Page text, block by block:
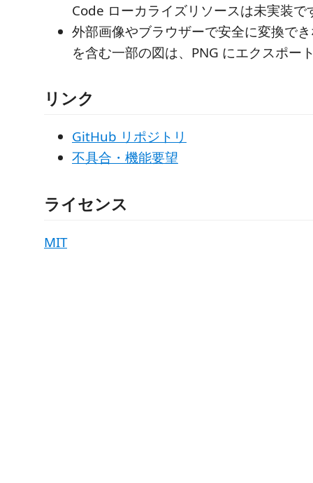
Code ローカライズリソースは未実装で
外部画像やブラウザーで安全に変換で
を含む一部の図は、PNG にエクスポー
リンク
GitHub リポジトリ
不具合・機能要望
ライセンス
MIT